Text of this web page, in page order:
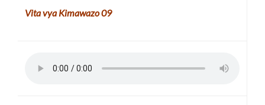
Vita vya Kimawazo09